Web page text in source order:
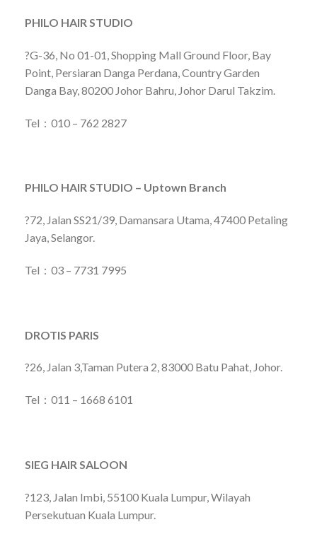
PHILO HAIR STUDIO
?G-36, No 01-01, Shopping Mall Ground Floor, Bay
Point, Persiaran Danga Perdana, Country Garden
Danga Bay, 80200 Johor Bahru, Johor Darul Takzim.
Tel：010 – 762 2827
PHILO HAIR STUDIO – Uptown Branch
?72, Jalan SS21/39, Damansara Utama, 47400 Petaling
Jaya, Selangor.
Tel：03 – 7731 7995
DROTIS PARIS
?26, Jalan 3,Taman Putera 2, 83000 Batu Pahat, Johor.
Tel：011 – 1668 6101
SIEG HAIR SALOON
?123, Jalan Imbi, 55100 Kuala Lumpur, Wilayah
Persekutuan Kuala Lumpur.